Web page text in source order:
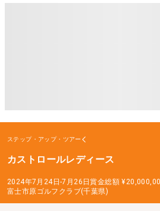
ステップ・アップ・ツアー
カストロールレディース
2024年7月24日-7月26日賞金総額
富士市原ゴルフクラブ(千葉県)